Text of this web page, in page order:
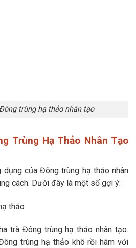
trùng hạ thảo nhân tạo
Trùng Hạ Thảo Nhân Tạo
của Đông trùng hạ thảo nhân
cách. Dưới đây là một số gợi ý:
thảo
trà Đông trùng hạ thảo nhân tạo.
trùng hạ thảo khô rồi hãm với